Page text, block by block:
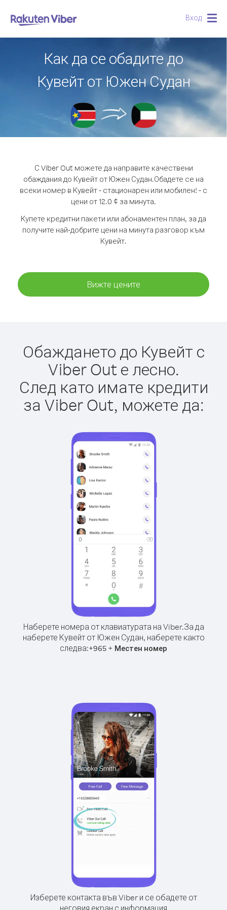
Вход
Как да се обадите до
Кувейт от Южен Судан
С Viber Out можете да направите качествени
обаждания до Кувейт от Южен Судан.Обадете се на
всеки номер в Кувейт - стационарен или мобилен! - с
цени от 12.0 ¢ за минута.
Купете кредитни пакети или абонаментен план, за да
получите най-добрите цени на минута разговор към
Кувейт.
Вижте цените
Обаждането до Кувейт с
Viber Out е лесно.
След като имате кредити
за Viber Out, можете да:
Наберете номера от клавиатурата на Viber.За да
наберете Кувейт от Южен Судан, наберете както
следва:+965 + Местен номер
Изберете контакта във Viber и се обадете от
неговия екран с информация